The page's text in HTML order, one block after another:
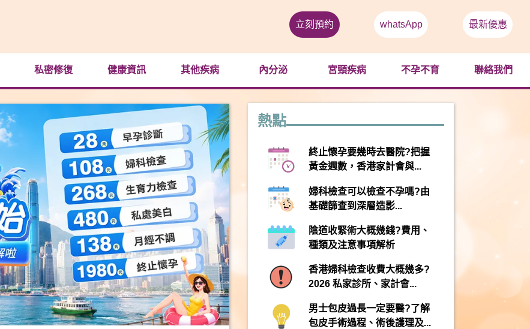
立刻預約 whatsApp 最新優惠
私密修復 健康資訊 其他疾病 內分泌 宮頸疾病 不孕不育 聯絡我們
熱點
終止懷孕要幾時去醫院?把握
黃金週數，香港家計會與...
婦科檢查可以檢查不孕嗎?由
基礎篩查到深層造影...
陰道收緊術大概幾錢?費用、
種類及注意事項解析
香港婦科檢查收費大概幾多?
2026 私家診所、家計會...
男士包皮過長一定要醫?了解
包皮手術過程、術後護理及...